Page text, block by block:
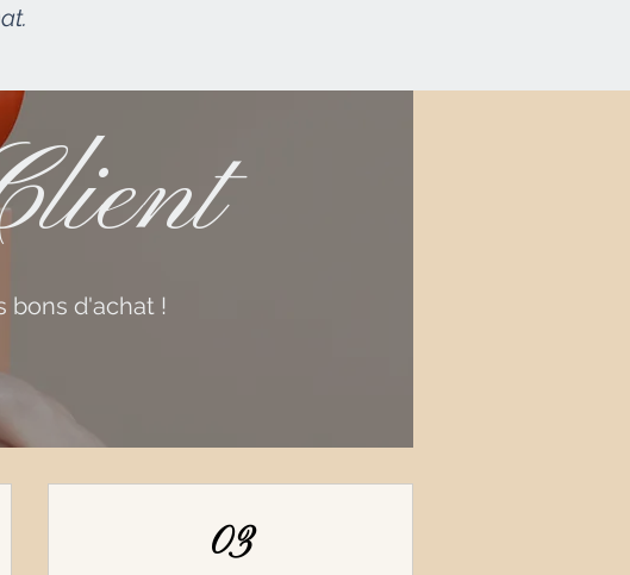
bons d'achat !
03